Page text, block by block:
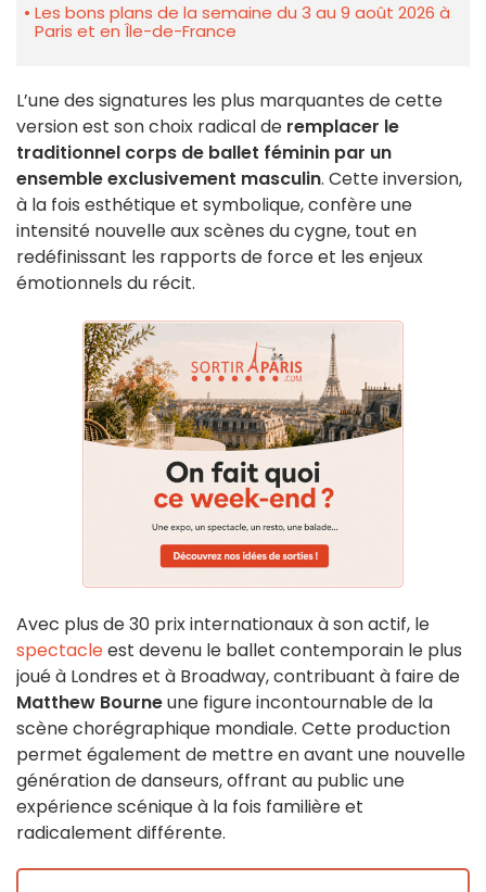
Les bons plans de la semaine du 3 au 9 août 2026 à
Paris et en Île-de-France
L’une des signatures les plus marquantes de cette
version est son choix radical de remplacer le
traditionnel corps de ballet féminin par un
ensemble exclusivement masculin. Cette inversion,
à la fois esthétique et symbolique, confère une
intensité nouvelle aux scènes du cygne, tout en
redéfinissant les rapports de force et les enjeux
émotionnels du récit.
Avec plus de 30 prix internationaux à son actif, le
spectacleest devenu le ballet contemporain le plus
joué à Londres et à Broadway, contribuant à faire de
Matthew Bourneune figure incontournable de la
scène chorégraphique mondiale. Cette production
permet également de mettre en avant une nouvelle
génération de danseurs, offrant au public une
expérience scénique à la fois familière et
radicalement différente.